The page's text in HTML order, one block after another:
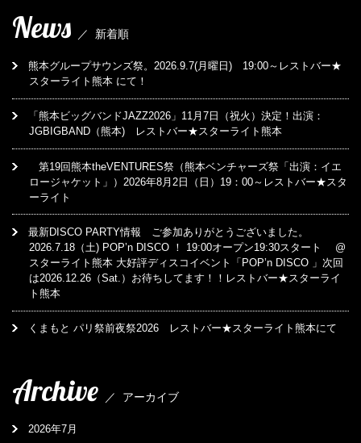
News ／ 新着順
熊本グループサウンズ祭。2026.9.7(月曜日) 19:00～レストバー★
スターライト熊本 にて！
「熊本ビッグバンドJAZZ2026」11月7日（祝火）決定！出演：
JGBIGBAND（熊本) レストバー★スターライト熊本
第19回熊本theVENTURES祭（熊本ベンチャーズ祭「出演：イエ
ロージャケット」）2026年8月2日（日）19：00～レストバー★スタ
ーライト
最新DISCO PARTY情報 ご参加ありがとうございました。
2026.7.18（土) POP’n DISCO ！ 19:00オープン19:30スタート @
スターライト熊本 大好評ディスコイベント「POP’n DISCO 」次回
は2026.12.26（Sat.）お待ちしてます！！レストバー★スターライ
ト熊本
くまもと パリ祭前夜祭2026 レストバー★スターライト熊本にて
Archive ／ アーカイブ
2026年7月